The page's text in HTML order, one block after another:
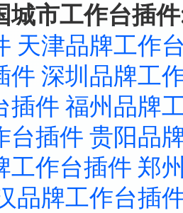
城市工作台插
天津品牌工作
件 深圳品牌工
插件 福州品牌
台插件 贵阳品
工作台插件 郑
品牌工作台插